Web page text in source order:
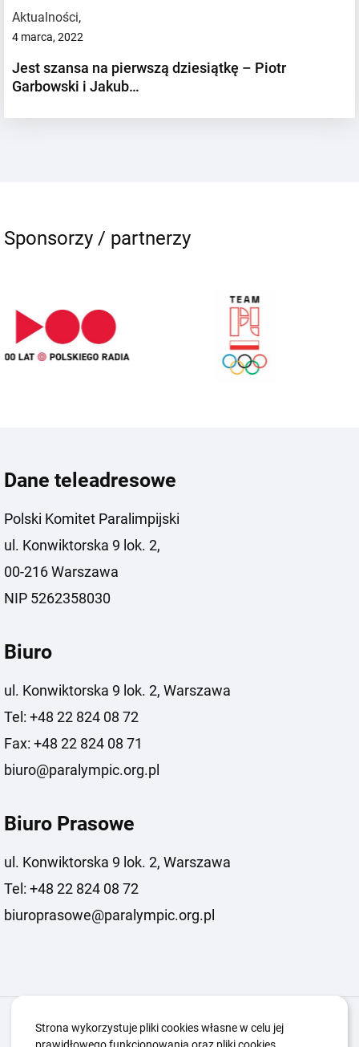
Aktualności,
4 marca, 2022
Jest szansa na pierwszą dziesiątkę – Piotr
Garbowski i Jakub…
Sponsorzy / partnerzy
Dane teleadresowe
Polski Komitet Paralimpijski
ul. Konwiktorska 9 lok. 2,
00-216 Warszawa
NIP 5262358030
Biuro
ul. Konwiktorska 9 lok. 2, Warszawa
Tel: +48 22 824 08 72
Fax: +48 22 824 08 71
biuro@paralympic.org.pl
Biuro Prasowe
ul. Konwiktorska 9 lok. 2, Warszawa
Tel: +48 22 824 08 72
biuroprasowe@paralympic.org.pl
Igrzyska Paralimpijskie O nas
Strona wykorzystuje pliki cookies własne w celu jej